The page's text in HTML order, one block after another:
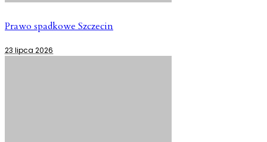
Prawo spadkowe Szczecin
23 lipca 2026